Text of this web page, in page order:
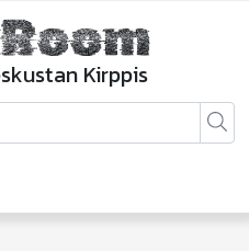
Kirppis